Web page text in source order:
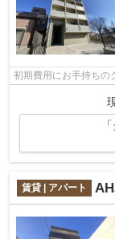
初期費用にお手持ちの
賃貸 | アパート